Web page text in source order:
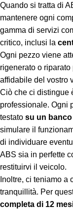
Quando si tratta di
mantenere ogni
gamma di servizi
critico, inclusi la
Ogni pezzo viene
rigenerato o
affidabile del vostro
Ciò che ci distingue
professionale. Ogni
testato su un
simulare il
di individuare
ABS sia in perfette
restituirvi il veicolo.
Inoltre, ci teniamo a
tranquillità. Per
completa di 12